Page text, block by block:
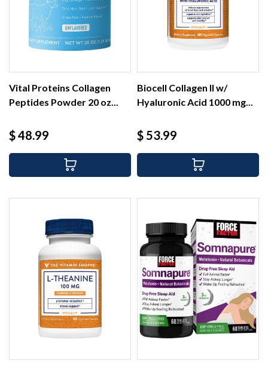
Vital Proteins Collagen
Peptides Powder 20 oz...
Precio
$ 48.99
Biocell Collagen II w/
Hyaluronic Acid 1000 mg...
Precio
$ 53.99